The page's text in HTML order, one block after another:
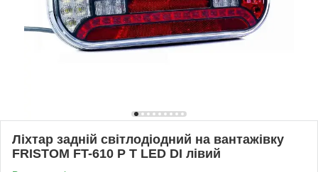
Ліхтар задній світлодіодний на вантажівку
FRISTOM FT-610 P T LED DI лівий